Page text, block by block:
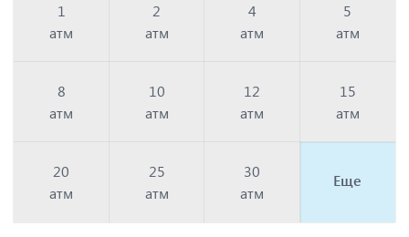
Remeza
Zammer
Бежецкий
1
атм
2
атм
4
атм
5
атм
8
атм
10
атм
12
атм
15
атм
20
атм
25
атм
30
атм
Еще